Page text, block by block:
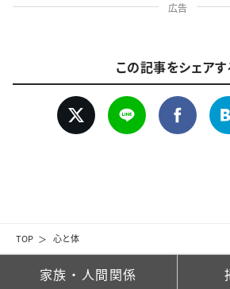
TOP 心と体
広告
この記事をシェアす
家族・人間関係